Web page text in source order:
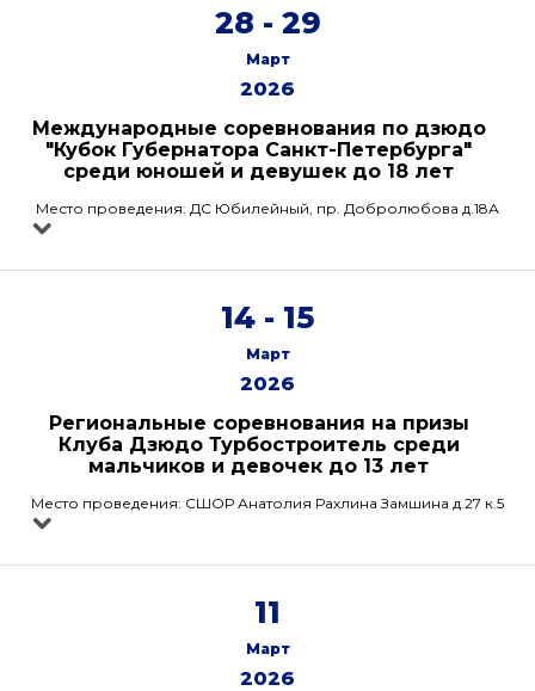
28 - 29
Март
2026
Международные соревнования по дзюдо
"Кубок Губернатора Санкт-Петербурга"
среди юношей и девушек до 18 лет
Место проведения: ДС Юбилейный, пр. Добролюбова д.18А
14 - 15
Март
2026
Региональные соревнования на призы
Клуба Дзюдо Турбостроитель среди
мальчиков и девочек до 13 лет
Место проведения: СШОР Анатолия Рахлина Замшина д.27 к.5
11
Март
2026